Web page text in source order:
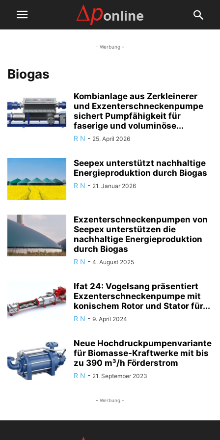
- Werbung -
Biogas
Kombianlage aus Zerkleinerer
und Exzenterschneckenpumpe
sichert Pumpfähigkeit für
faserige und voluminöse...
R N - 25. April 2026
Seepex unterstützt nachhaltige
Energieproduktion durch Biogas
R N - 21. Januar 2026
Exzenterschneckenpumpen von
Seepex unterstützen die
nachhaltige Energieproduktion
durch Biogas
R N - 4. August 2025
Ifat 24: Vogelsang präsentiert
Exzenterschneckenpumpe mit
konischem Rotor und Stator für...
R N - 9. April 2024
Neue Hochdruckpumpenvariante
für Biomasse-Kraftwerke mit bis
zu 390 m³/h Förderstrom
R N - 21. September 2023
- Werbung -